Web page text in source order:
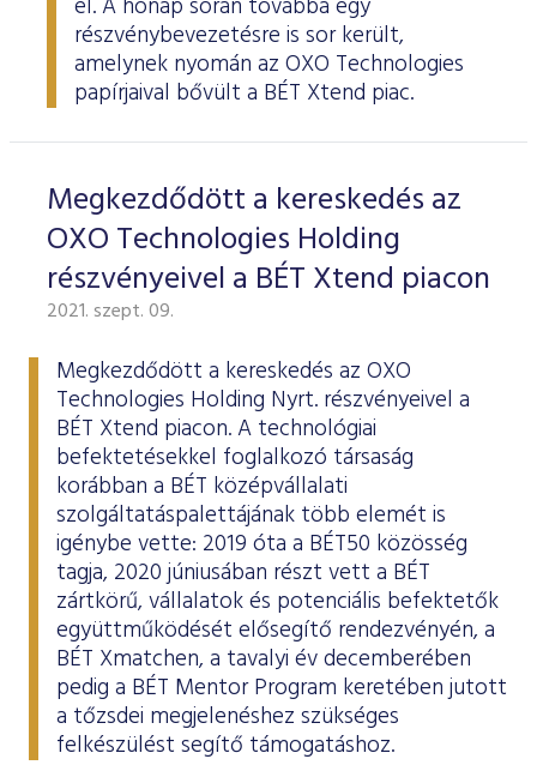
ESG Útmutató
el. A hónap során továbbá egy
részvénybevezetésre is sor került,
amelynek nyomán az OXO Technologies
papírjaival bővült a BÉT Xtend piac.
Megkezdődött a kereskedés az
OXO Technologies Holding
részvényeivel a BÉT Xtend piacon
2021. szept. 09.
Megkezdődött a kereskedés az OXO
Technologies Holding Nyrt. részvényeivel a
BÉT Xtend piacon. A technológiai
befektetésekkel foglalkozó társaság
korábban a BÉT középvállalati
szolgáltatáspalettájának több elemét is
igénybe vette: 2019 óta a BÉT50 közösség
tagja, 2020 júniusában részt vett a BÉT
zártkörű, vállalatok és potenciális befektetők
együttműködését elősegítő rendezvényén, a
BÉT Xmatchen, a tavalyi év decemberében
pedig a BÉT Mentor Program keretébenjutott
a tőzsdei megjelenéshez szükséges
felkészülést segítő támogatáshoz.